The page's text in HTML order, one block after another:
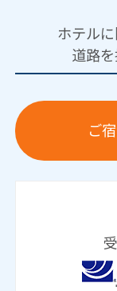
ホテル
道路
ご